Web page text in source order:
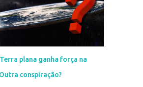
plana ganha força na
conspiração?